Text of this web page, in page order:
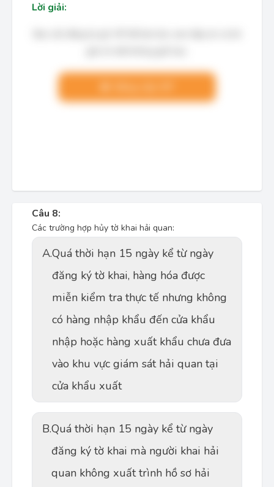
Lời giải:
Câu 8:
Các trường hợp hủy tờ khai hải quan:
A.Quá thời hạn 15 ngày kể từ ngày
đăng ký tờ khai, hàng hóa được
miễn kiểm tra thực tế nhưng không
có hàng nhập khẩu đến cửa khẩu
nhập hoặc hàng xuất khẩu chưa đưa
vào khu vực giám sát hải quan tại
cửa khẩu xuất
B.Quá thời hạn 15 ngày kể từ ngày
đăng ký tờ khai mà người khai hải
quan không xuất trình hồ sơ hải